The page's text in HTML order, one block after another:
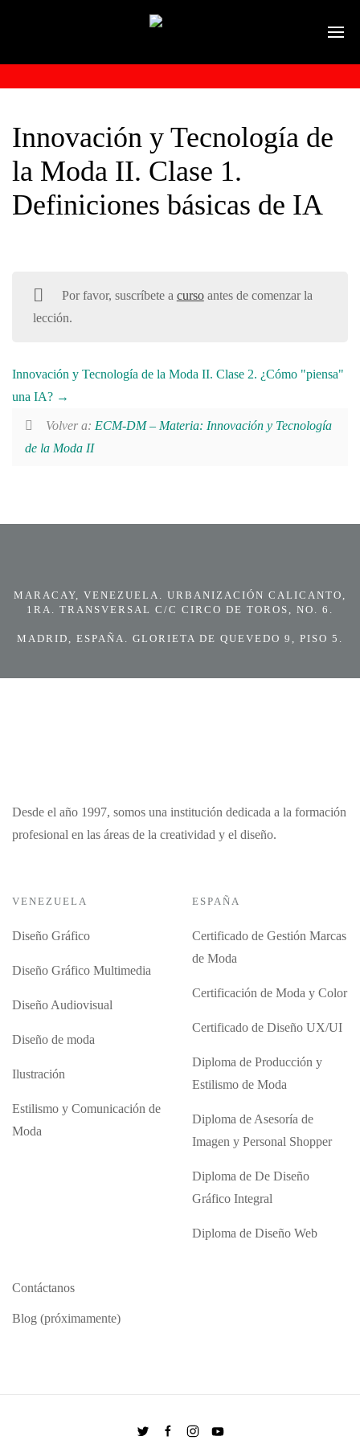
Innovación y Tecnología de
la Moda II. Clase 1.
Definiciones básicas de IA
Por favor, suscríbete a cursoantes de comenzar la
lección.
Innovación y Tecnología de la Moda II. Clase 2. ¿Cómo "piensa"
una IA?
Volver a: ECM-DM – Materia: Innovación y Tecnología
de la Moda II
MARACAY, VENEZUELA. URBANIZACIÓN CALICANTO,
1RA. TRANSVERSAL C/C CIRCO DE TOROS, NO. 6.
MADRID, ESPAÑA. GLORIETA DE QUEVEDO 9, PISO 5.
Desde el año 1997, somos una institución dedicada a la formación
profesional en las áreas de la creatividad y el diseño.
VENEZUELA
Diseño Gráfico
Diseño Gráfico Multimedia
Diseño Audiovisual
Diseño de moda
Ilustración
Estilismo y Comunicación de
Moda
ESPAÑA
Certificado de Gestión Marcas
de Moda
Certificación de Moda y Color
Certificado de Diseño UX/UI
Diploma de Producción y
Estilismo de Moda
Diploma de Asesoría de
Imagen y Personal Shopper
Diploma de De Diseño
Gráfico Integral
Diploma de Diseño Web
Contáctanos
Blog (próximamente)